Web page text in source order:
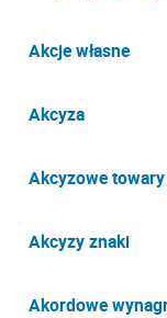
Akcje własne
Akcyza
Akcyzowe towary
Akcyzy znaki
Akordowe